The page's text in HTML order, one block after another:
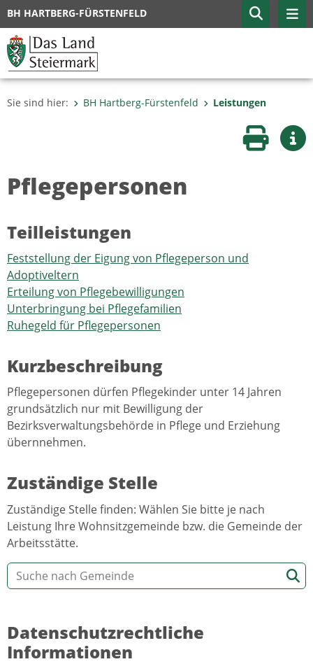
BH HARTBERG-FÜRSTENFELD
Sie sind hier: BH Hartberg-Fürstenfeld Leistungen
Seite
Pflegepersonen
Teilleistungen
Feststellung der Eigung von Pflegeperson und
Adoptiveltern
Erteilung von Pflegebewilligungen
Unterbringung bei Pflegefamilien
Ruhegeld für Pflegepersonen
Kurzbeschreibung
Pflegepersonen dürfen Pflegekinder unter 14 Jahren
grundsätzlich nur mit Bewilligung der
Bezirksverwaltungsbehörde in Pflege und Erziehung
übernnehmen.
Zuständige Stelle
Zuständige Stelle finden: Wählen Sie bitte je nach
Leistung Ihre Wohnsitzgemeinde bzw. die Gemeinde der
Arbeitsstätte.
Datenschutzrechtliche
Informationen